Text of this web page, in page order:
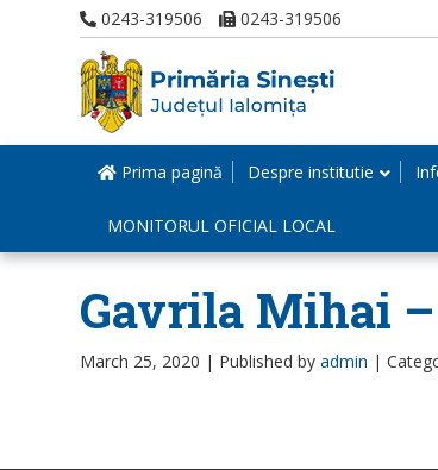
0243-319506 0243-319506
Prima pagină Despre institutie
MONITORUL OFICIAL LOCAL
Gavrila Mihai –
March 25, 2020 | Published by admin |